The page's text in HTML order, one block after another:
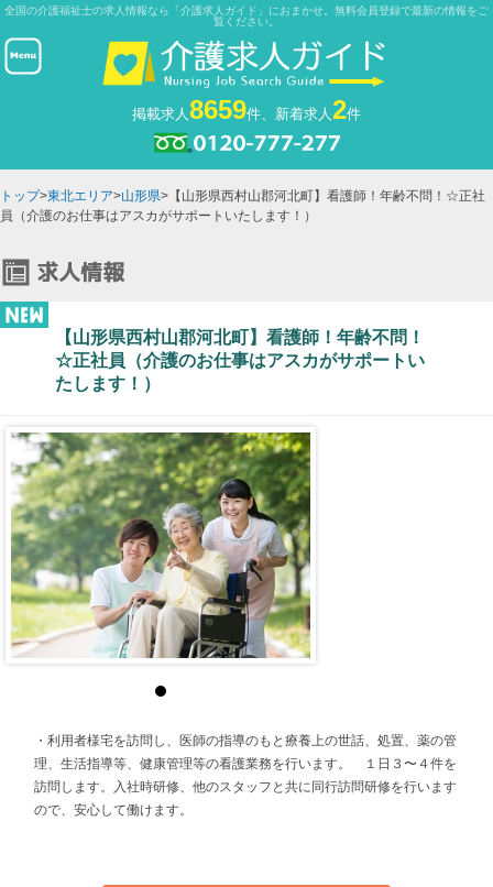
全国の介護福祉士の求人情報なら「介護求人ガイド」におまかせ。無料会員登録で最新の情報をご
覧ください。
掲載求人8659件、新着求人2件
トップ>東北エリア>山形県>【山形県西村山郡河北町】看護師！年齢不問！☆正社
員（介護のお仕事はアスカがサポートいたします！）
【山形県西村山郡河北町】看護師！年齢不問！
☆正社員（介護のお仕事はアスカがサポートい
たします！）
・利用者様宅を訪問し、医師の指導のもと療養上の世話、処置、薬の管
理、生活指導等、健康管理等の看護業務を行います。 １日３〜４件を
訪問します。入社時研修、他のスタッフと共に同行訪問研修を行います
ので、安心して働けます。